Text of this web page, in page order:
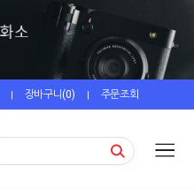
| 장바구니(0) | 주문조회